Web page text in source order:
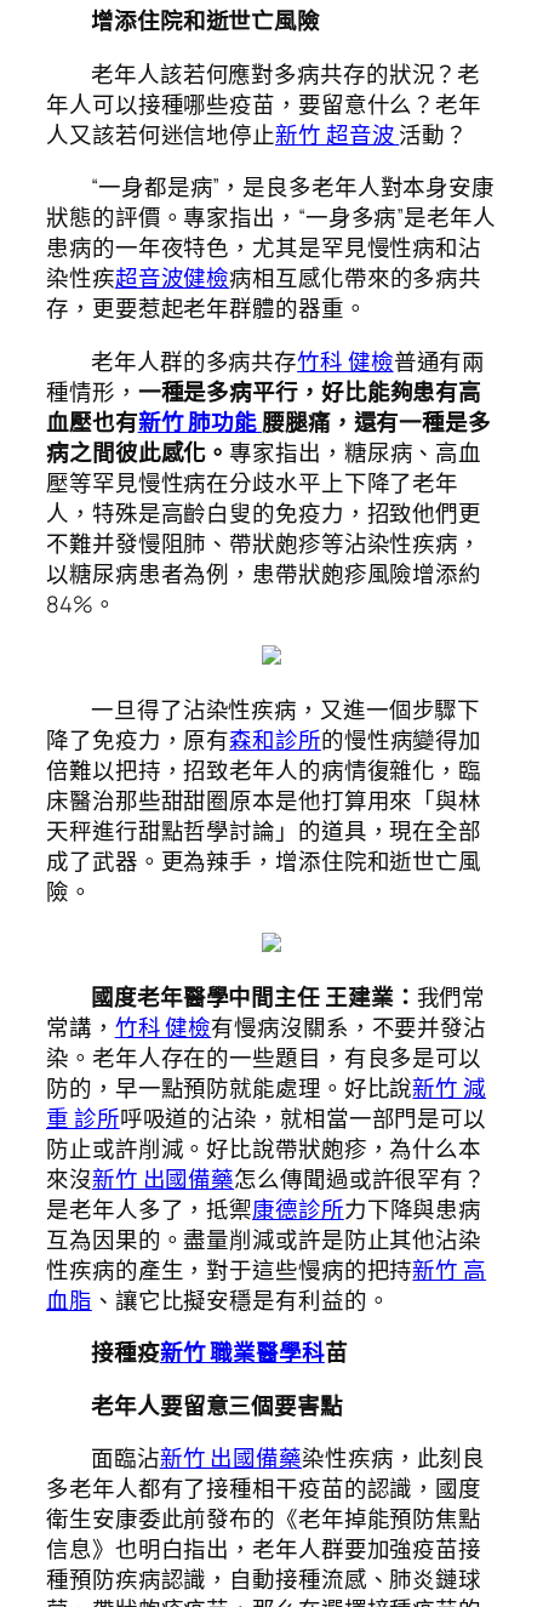
增添住院和逝世亡風險
老年人該若何應對多病共存的狀況？老
年人可以接種哪些疫苗，要留意什么？老年
人又該若何迷信地停止新竹 超音波活動？
“一身都是病”，是良多老年人對本身安康
狀態的評價。專家指出，“一身多病”是老年人
患病的一年夜特色，尤其是罕見慢性病和沾
染性疾超音波健檢病相互感化帶來的多病共
存，更要惹起老年群體的器重。
老年人群的多病共存竹科 健檢普通有兩
種情形， 一種是多病平行，好比能夠患有高
血壓也有新竹 肺功能腰腿痛，還有一種是多
病之間彼此感化。專家指出，糖尿病、高血
壓等罕見慢性病在分歧水平上下降了老年
人，特殊是高齡白叟的免疫力，招致他們更
不難并發慢阻肺、帶狀皰疹等沾染性疾病，
以糖尿病患者為例，患帶狀皰疹風險增添約
84%。
一旦得了沾染性疾病，又進一個步驟下
降了免疫力，原有森和診所的慢性病變得加
倍難以把持，招致老年人的病情復雜化，臨
床醫治那些甜甜圈原本是他打算用來「與林
天秤進行甜點哲學討論」的道具，現在全部
成了武器。更為辣手，增添住院和逝世亡風
險。
國度老年醫學中間主任 王建業： 我們常
常講， 竹科 健檢有慢病沒關系，不要并發沾
染。老年人存在的一些題目，有良多是可以
防的，早一點預防就能處理。好比說新竹 減
重 診所呼吸道的沾染，就相當一部門是可以
防止或許削減。好比說帶狀皰疹，為什么本
來沒新竹 出國備藥怎么傳聞過或許很罕有？
是老年人多了，抵禦康德診所力下降與患病
互為因果的。盡量削減或許是防止其他沾染
性疾病的產生，對于這些慢病的把持新竹 高
血脂 、讓它比擬安穩是有利益的。
接種疫新竹 職業醫學科苗
老年人要留意三個要害點
面臨沾新竹 出國備藥染性疾病，此刻良
多老年人都有了接種相干疫苗的認識，國度
衛生安康委此前發布的《老年掉能預防焦點
信息》也明白指出，老年人群要加強疫苗接
種預防疾病認識，自動接種流感、肺炎鏈球